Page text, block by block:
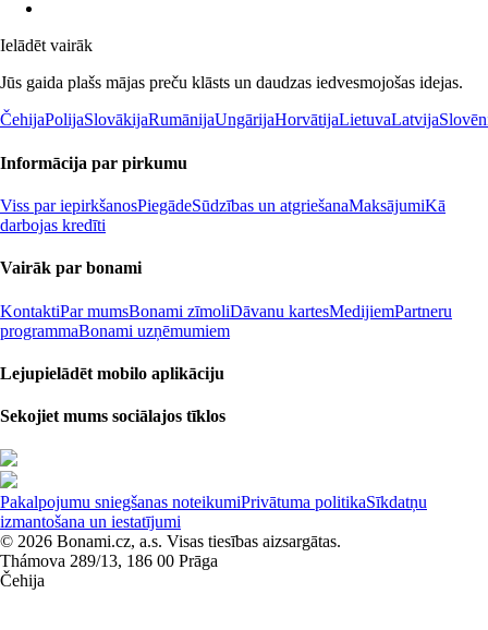
Ielādēt vairāk
Jūs gaida plašs mājas preču klāsts un daudzas iedvesmojošas idejas.
ČehijaPolijaSlovākijaRumānijaUngārijaHorvātijaLietuvaLatvija
Informācija par pirkumu
Viss par iepirkšanosPiegādeSūdzības un atgriešanaMaksājumiKā
darbojas kredīti
Vairāk par bonami
KontaktiPar mumsBonami zīmoliDāvanu kartesMedijiemPartneru
programmaBonami uzņēmumiem
Lejupielādēt mobilo aplikāciju
Sekojiet mums sociālajos tīklos
Pakalpojumu sniegšanas noteikumiPrivātuma politikaSīkdatņu
izmantošana un iestatījumi
© 2026 Bonami.cz, a.s. Visas tiesības aizsargātas.
Thámova 289/13, 186 00 Prāga
Čehija